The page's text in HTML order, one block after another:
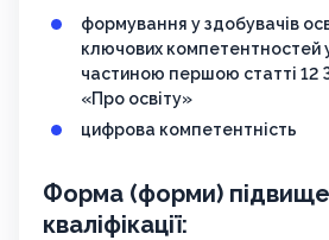
формування у здобувачів
ключових компетентностей
частиною першою статті 12
«Про освіту»
цифрова компетентність
Форма (форми)
кваліфікації: